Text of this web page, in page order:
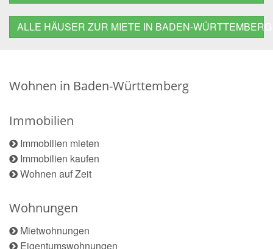
ALLE HÄUSER ZUR MIETE IN BADEN-WÜRTTEMBERG
Wohnen in Baden-Württemberg
Immobilien
Immobilien mieten
Immobilien kaufen
Wohnen auf Zeit
Wohnungen
Mietwohnungen
Eigentumswohnungen